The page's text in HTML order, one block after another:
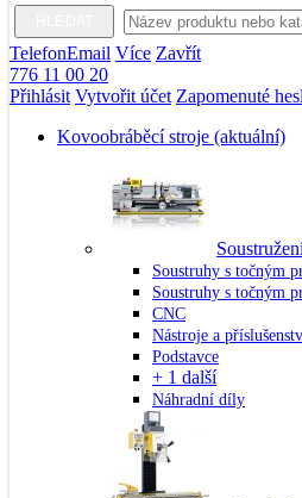
TelefonEmail Více Zavřít
776 11 00 20
Přihlásit Vytvořit účet Zapomenuté
Kovoobráběcí stroje (aktuální)
Soustruhy s točným
Soustruhy s točným
CNC
Nástroje a
Podstavce
+ 1 další
Náhradní díly